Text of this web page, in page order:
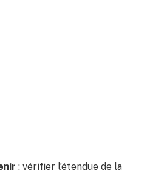
: vérifier l’étendue de la